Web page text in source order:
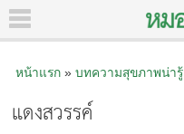
หน้าแรก» บทความสุขภาพน่ารู้
แดงสวรรค์